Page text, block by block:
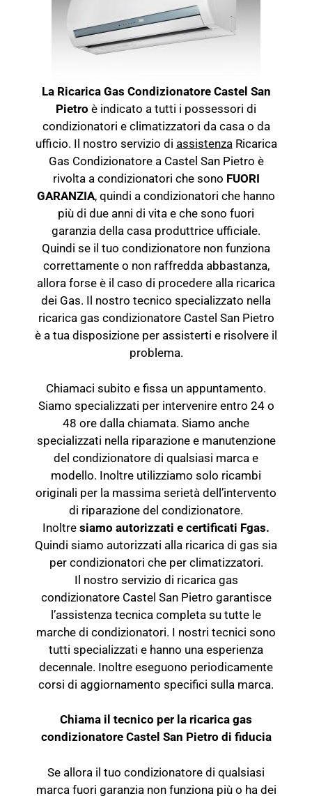
La Ricarica Gas Condizionatore Castel San
Pietro è indicato a tutti i possessori di
condizionatori e climatizzatori da casa o da
ufficio. Il nostro servizio di assistenzaRicarica
Gas Condizionatore a Castel San Pietro è
rivolta a condizionatori che sono FUORI
GARANZIA, quindi a condizionatori che hanno
più di due anni di vita e che sono fuori
garanzia della casa produttrice ufficiale.
Quindi se il tuo condizionatore non funziona
correttamente o non raffredda abbastanza,
allora forse è il caso di procedere alla ricarica
dei Gas. Il nostro tecnico specializzato nella
ricarica gas condizionatore Castel San Pietro
è a tua disposizione per assisterti e risolvere il
problema.
Chiamaci subito e fissa un appuntamento.
Siamo specializzati per intervenire entro 24 o
48 ore dalla chiamata. Siamo anche
specializzati nella riparazione e manutenzione
del condizionatore di qualsiasi marca e
modello. Inoltre utilizziamo solo ricambi
originali per la massima serietà dell’intervento
di riparazione del condizionatore.
Inoltre siamo autorizzati e certificati Fgas.
Quindi siamo autorizzati alla ricarica di gas sia
per condizionatori che per climatizzatori.
Il nostro servizio di ricarica gas
condizionatore Castel San Pietro garantisce
l’assistenza tecnica completa su tutte le
marche di condizionatori. I nostri tecnici sono
tutti specializzati e hanno una esperienza
decennale. Inoltre eseguono periodicamente
corsi di aggiornamento specifici sulla marca.
Chiama il tecnico per la ricarica gas
condizionatore Castel San Pietro di fiducia
Se allora il tuo condizionatore di qualsiasi
marca fuori garanzia non funziona più o ha dei